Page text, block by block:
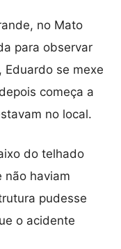
no Mato
para observar
se mexe
começa a
no local.
do telhado
não haviam
pudesse
o acidente